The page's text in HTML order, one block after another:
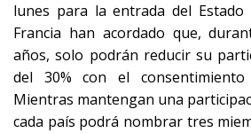
lunes para la entrada del Estado
Francia han acordado que,
años, solo podrán reducir su
del 30% con el
Mientras mantengan una
cada país podrá nombrar tres